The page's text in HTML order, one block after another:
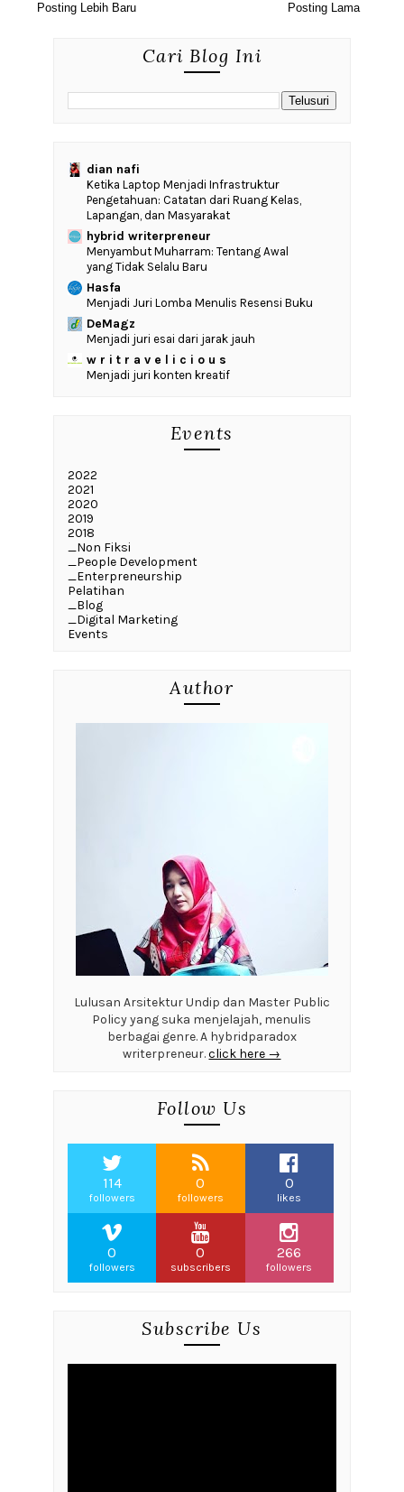
Posting Lebih Baru Posting Lama
Cari Blog Ini
dian nafi
Ketika Laptop Menjadi Infrastruktur
Pengetahuan: Catatan dari Ruang Kelas,
Lapangan, dan Masyarakat
hybrid writerpreneur
Menyambut Muharram: Tentang Awal
yang Tidak Selalu Baru
Hasfa
Menjadi Juri Lomba Menulis Resensi Buku
DeMagz
Menjadi juri esai dari jarak jauh
w r i t r a v e l i c i o u s
Menjadi juri konten kreatif
Events
2022
2021
2020
2019
2018
_Non Fiksi
_People Development
_Enterpreneurship
Pelatihan
_Blog
_Digital Marketing
Events
Author
Lulusan Arsitektur Undip dan Master Public
Policy yang suka menjelajah, menulis
berbagai genre. A hybridparadox
writerpreneur.click here →
Follow Us
114
followers
0
followers
0
likes
0
followers
0
subscribers
266
followers
Subscribe Us